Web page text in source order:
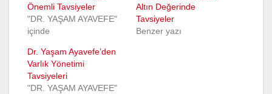
Önemli Tavsiyeler
"DR. YAŞAM AYAVEFE"
içinde
Altın Değerinde
Tavsiyeler
Benzer yazı
Dr. Yaşam Ayavefe’den
Varlık Yönetimi
Tavsiyeleri
"DR. YAŞAM AYAVEFE"